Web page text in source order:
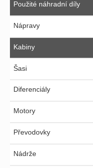
Použité náhradní díly
Nápravy
Kabiny
Šasi
Diferenciály
Motory
Převodovky
Nádrže